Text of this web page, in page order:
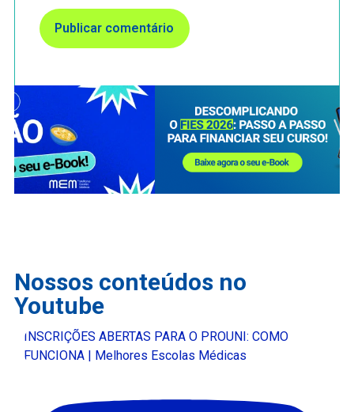
Nossos conteúdos no
Youtube
INSCRIÇÕES ABERTAS PARA O PROUNI: COMO
FUNCIONA | Melhores Escolas Médicas